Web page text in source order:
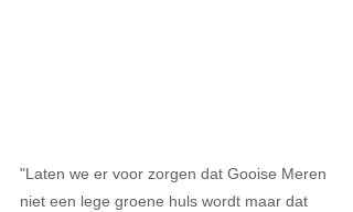
"Laten we er voor zorgen dat Gooise Meren
niet een lege groene huls wordt maar dat